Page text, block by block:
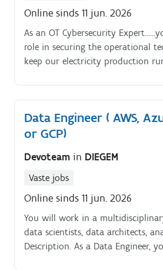
Online sinds 11 jun. 2026
As an OT Cybersecurity
role in securing the operational
keep our electricity production
CIND team, guiding projects,
strengthening defenses, and
resilient against ever‑growing
Data Engineer ( AWS,
or GCP)
Devoteam in DIEGEM
Vaste jobs
Online sinds 11 jun. 2026
You will work in a
data scientists, data architects,
Description. As a Data Engineer,